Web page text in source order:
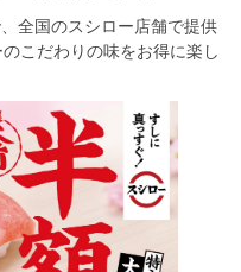
全国のスシロー店舗で提供
こだわりの味をお得に楽し